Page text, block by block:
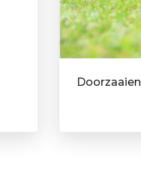
Doorzaaien